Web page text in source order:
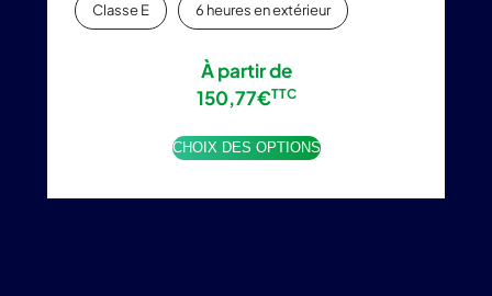
Classe E 6 heures en extérieur
À partir de
150,77€TTC
CHOIX DES OPTIONS